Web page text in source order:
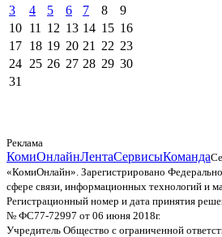
3
4 5 6 7 8
9
10 11 12 13 14 15 16
17 18 19 20 21 22 23
24 25 26 27 28 29 30
31
Реклама
КомиОнлайнЛентаСервисыКоманда
«КомиОнлайн». Зарегистрировано
сфере связи, информационных технологий и
Регистрационный номер и дата принятия
№ ФС77-72997 от 06 июня 2018г.
Учредитель Общество с ограниченной